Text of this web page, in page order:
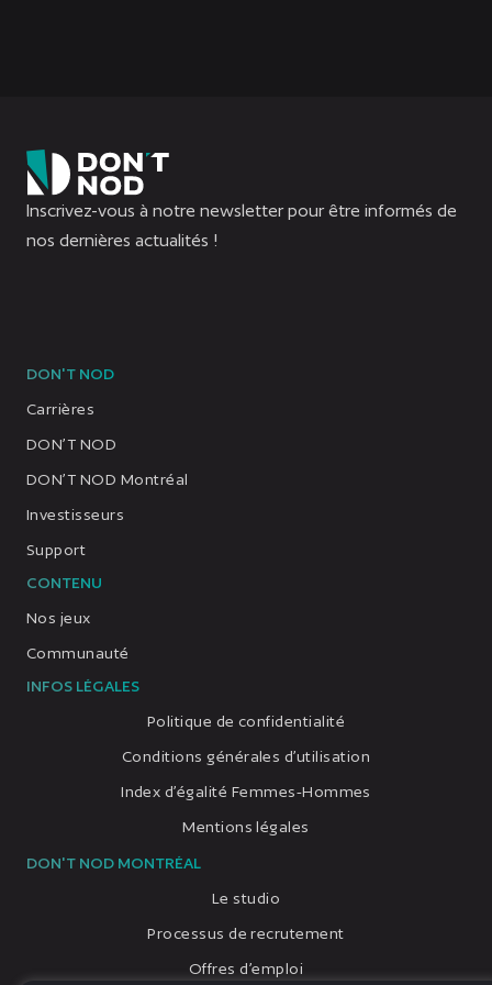
Inscrivez-vous à notre newsletter pour être informés de
nos dernières actualités !
DON'T NOD
Carrières
DON’T NOD
DON’T NOD Montréal
Investisseurs
Support
CONTENU
Nos jeux
Communauté
INFOS LÉGALES
Politique de confidentialité
Conditions générales d’utilisation
Index d’égalité Femmes-Hommes
Mentions légales
DON'T NOD MONTRÉAL
Le studio
Processus de recrutement
Offres d’emploi